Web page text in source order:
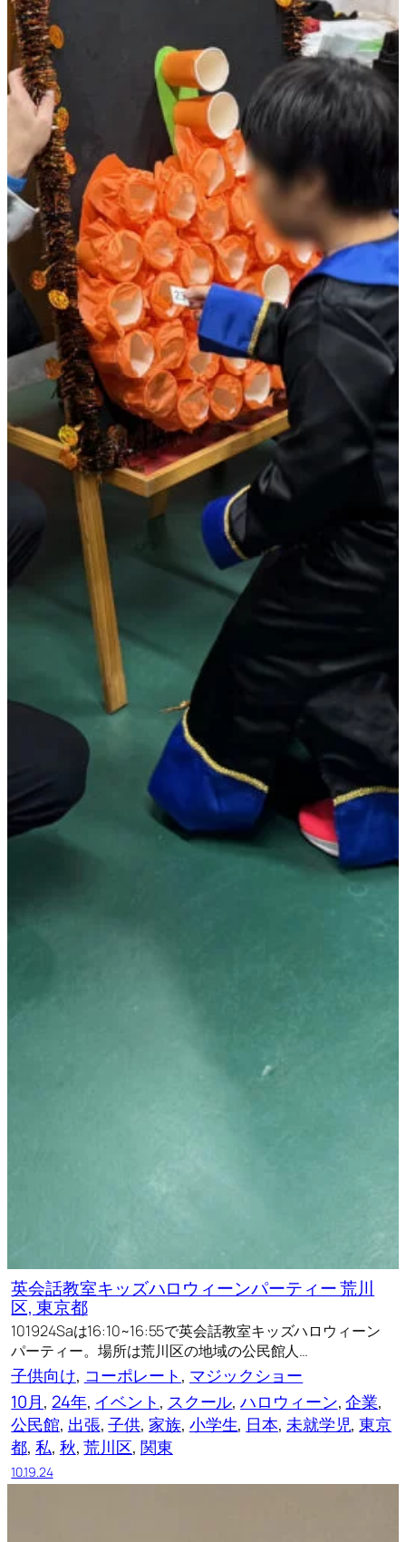
英会話教室キッズハロウィーンパーティー 荒川
区, 東京都
101924Saは16:10~16:55で英会話教室キッズハロウィーン
パーティー。場所は荒川区の地域の公民館人…
子供向け, コーポレート, マジックショー
10月, 24年, イベント, スクール, ハロウィーン, 企業
公民館, 出張, 子供, 家族, 小学生, 日本, 未就学児, 東京
都, 私, 秋, 荒川区, 関東
10.19.24